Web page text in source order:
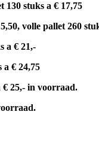
130 stuks a € 17,75
volle pallet 260
a € 21,-
a € 24,75
€ 25,- in voorraad.